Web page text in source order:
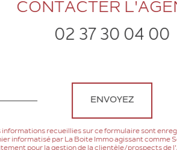
CONTACTER
02 37 30 04 00
ENVOYEZ
informations recueillies sur ce formulaire sont
informatisé par La Boite Immo agissant comme
pour la gestion de la clientèle/prospects de